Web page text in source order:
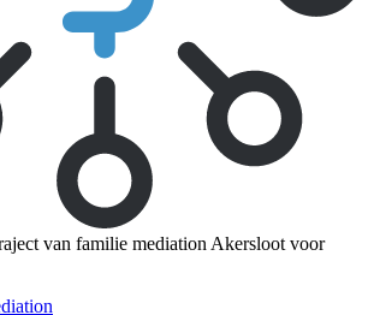
van familie mediation Akersloot voor